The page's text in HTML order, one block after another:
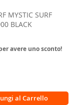
MYSTIC SURF
BLACK
avere uno sconto!
al Carrello